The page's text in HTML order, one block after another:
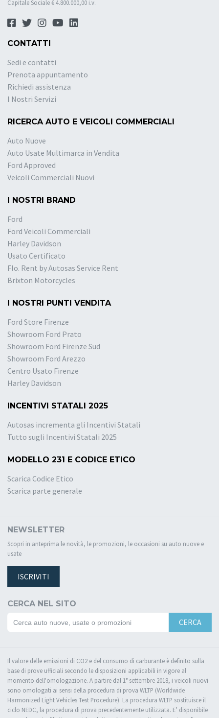
Capitale Sociale € 4.800.000,00 i.v.
CONTATTI
Sedi e contatti
Prenota appuntamento
Richiedi assistenza
I Nostri Servizi
RICERCA AUTO E VEICOLI COMMERCIALI
Auto Nuove
Auto Usate Multimarca in Vendita
Ford Approved
Veicoli Commerciali Nuovi
I NOSTRI BRAND
Ford
Ford Veicoli Commerciali
Harley Davidson
Usato Certificato
Flo. Rent by Autosas Service Rent
Brixton Motorcycles
I NOSTRI PUNTI VENDITA
Ford Store Firenze
Showroom Ford Prato
Showroom Ford Firenze Sud
Showroom Ford Arezzo
Centro Usato Firenze
Harley Davidson
INCENTIVI STATALI 2025
Autosas incrementa gli Incentivi Statali
Tutto sugli Incentivi Statali 2025
MODELLO 231 E CODICE ETICO
Scarica Codice Etico
Scarica parte generale
NEWSLETTER
Scopri in anteprima le novità, le promozioni, le occasioni su auto nuove e
usate
ISCRIVITI
CERCA NEL SITO
CERCA
Il valore delle emissioni di CO2 e del consumo di carburante è definito sulla
base di prove ufficiali secondo le disposizioni applicabili in vigore al
momento dell'omologazione. A partire dal 1° settembre 2018, i veicoli nuovi
sono omologati ai sensi della procedura di prova WLTP (Worldwide
Harmonized Light Vehicles Test Procedure). La procedura WLTP sostituisce il
ciclo NEDC, la procedura di prova precedentemente utilizzata. E’ disponibile